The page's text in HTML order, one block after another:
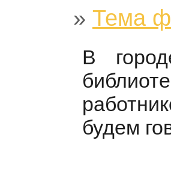
» Тема
В
будем